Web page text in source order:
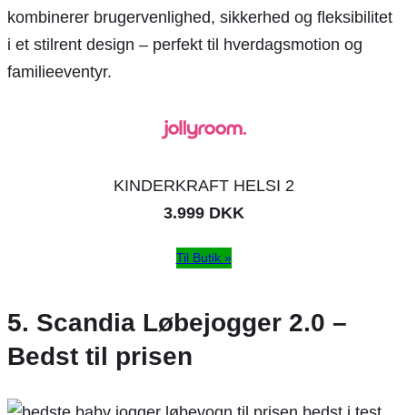
kombinerer brugervenlighed, sikkerhed og fleksibilitet
i et stilrent design – perfekt til hverdagsmotion og
familieeventyr.
KINDERKRAFT HELSI 2
3.999 DKK
Til Butik »
5. Scandia Løbejogger 2.0 –
Bedst til prisen